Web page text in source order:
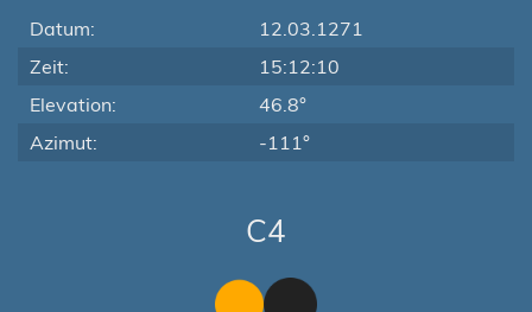
Datum:
12.03.1271
Zeit:
15:12:10
Elevation:
46.8°
Azimut:
-111°
C4